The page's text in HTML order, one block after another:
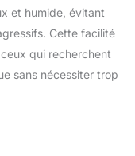
et humide, évitant
Cette facilité
qui recherchent
sans nécessiter trop